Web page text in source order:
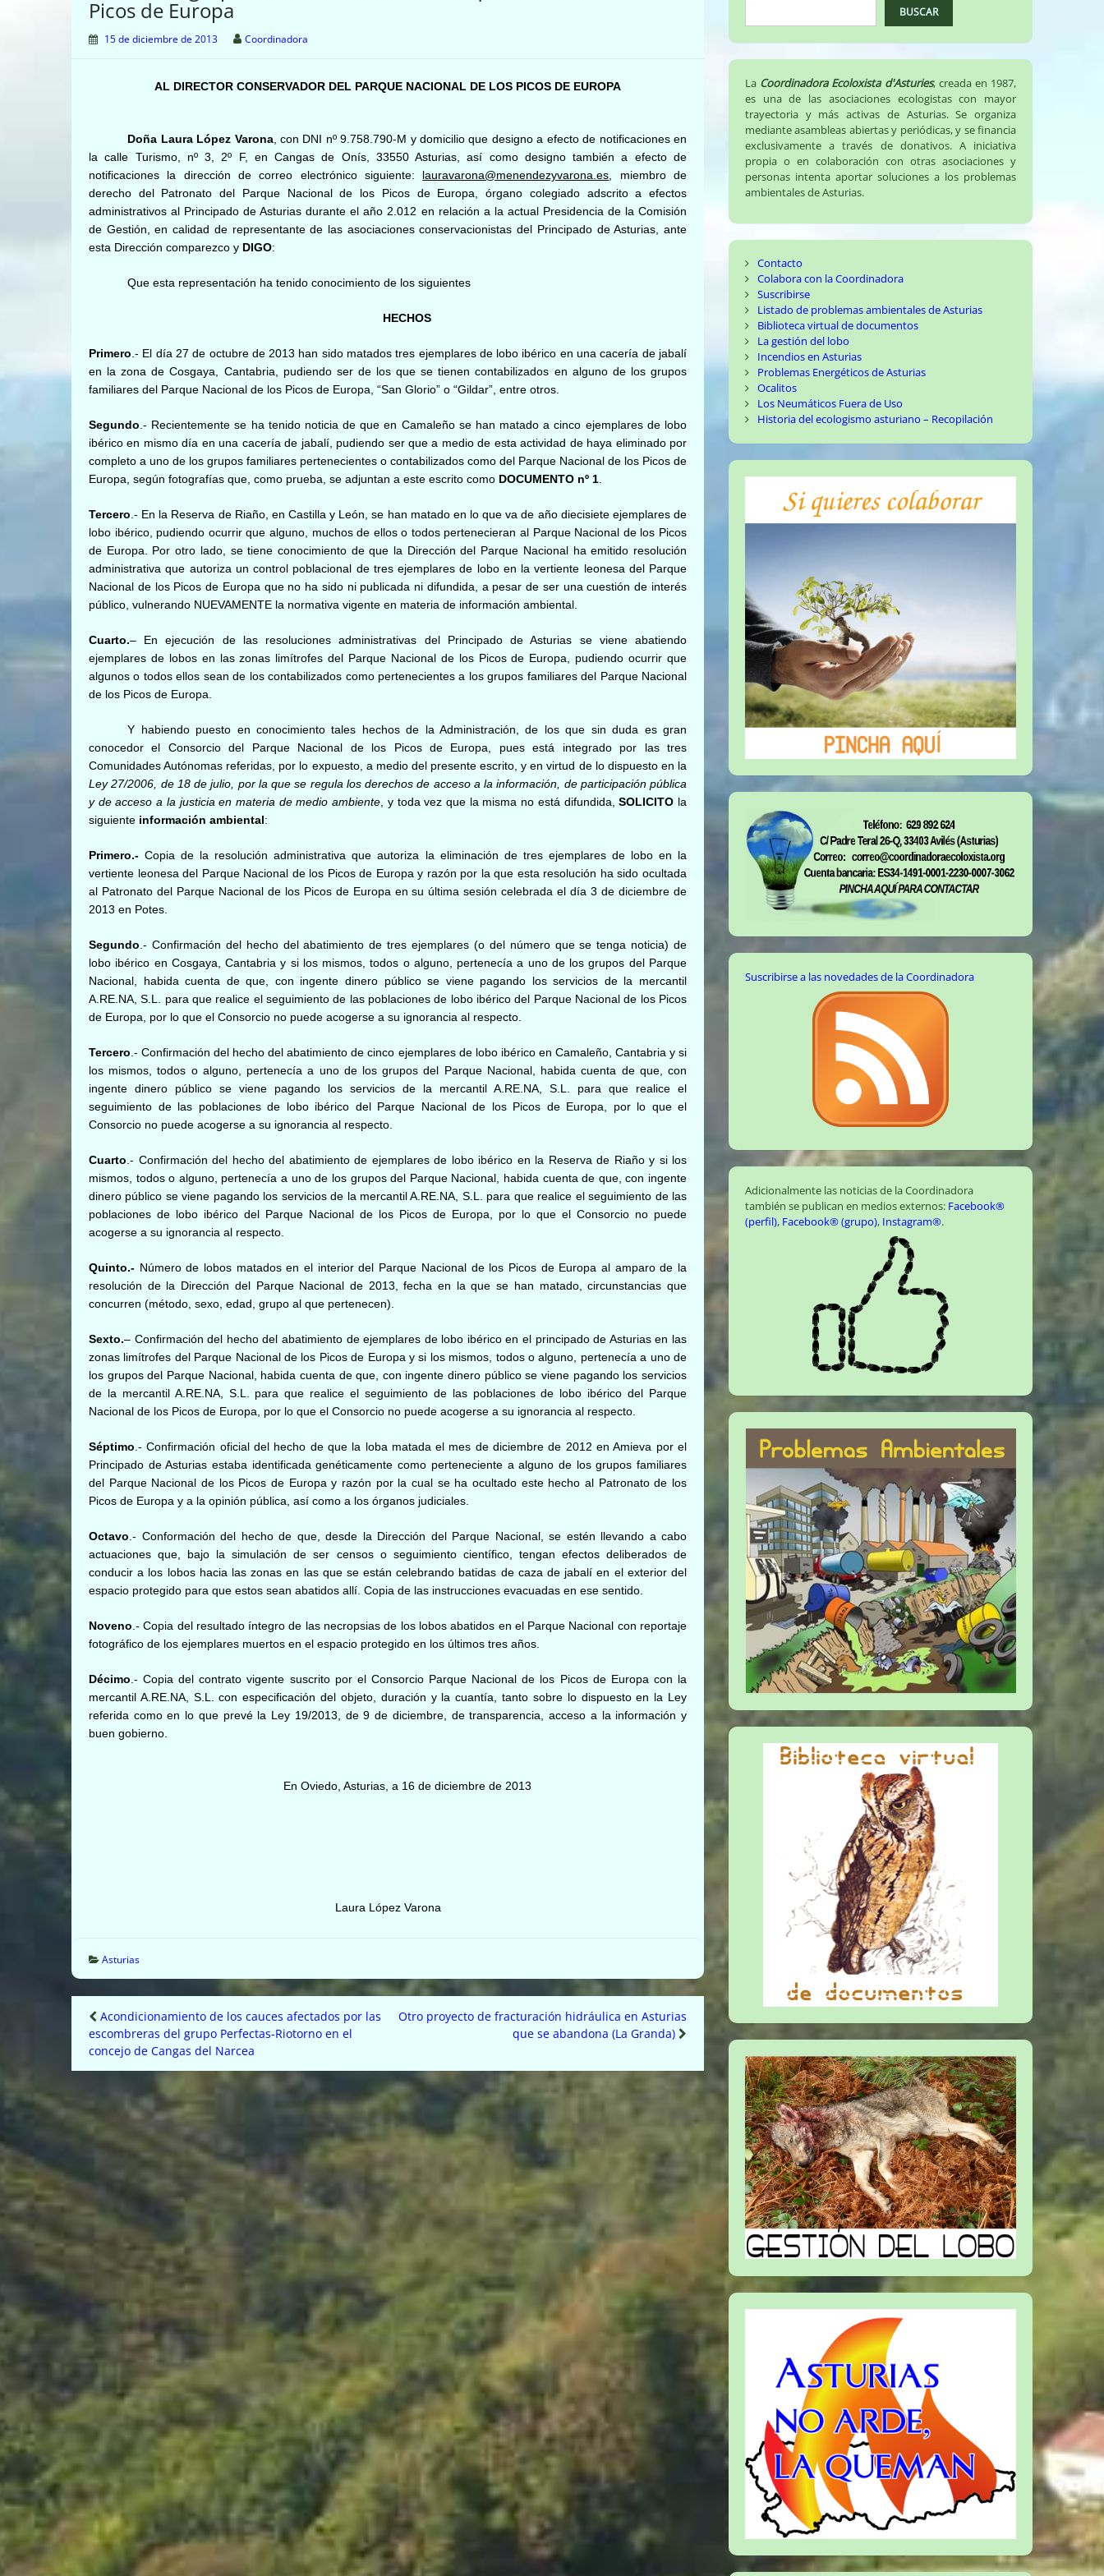
Picos de Europa
15 de diciembre de 2013 Coordinadora
AL DIRECTOR CONSERVADOR DEL PARQUE NACIONAL DE LOS PICOS DE EUROPA
Doña Laura López Varona, con DNI nº 9.758.790-M y domicilio que designo a efecto de notificaciones en
la calle Turismo, nº 3, 2º F, en Cangas de Onís, 33550 Asturias, así como designo también a efecto de
notificaciones la dirección de correo electrónico siguiente: lauravarona@menendezyvarona.es , miembro de
derecho del Patronato del Parque Nacional de los Picos de Europa, órgano colegiado adscrito a efectos
administrativos al Principado de Asturias durante el año 2.012 en relación a la actual Presidencia de la Comisión
de Gestión, en calidad de representante de las asociaciones conservacionistas del Principado de Asturias, ante
esta Dirección comparezco y DIGO:
Que esta representación ha tenido conocimiento de los siguientes
HECHOS
Primero .- El día 27 de octubre de 2013 han sido matados tres ejemplares de lobo ibérico en una cacería de jabalí
en la zona de Cosgaya, Cantabria, pudiendo ser de los que se tienen contabilizados en alguno de los grupos
familiares del Parque Nacional de los Picos de Europa, “San Glorio” o “Gildar”, entre otros.
Segundo .- Recientemente se ha tenido noticia de que en Camaleño se han matado a cinco ejemplares de lobo
ibérico en mismo día en una cacería de jabalí, pudiendo ser que a medio de esta actividad de haya eliminado por
completo a uno de los grupos familiares pertenecientes o contabilizados como del Parque Nacional de los Picos de
Europa, según fotografías que, como prueba, se adjuntan a este escrito como DOCUMENTO nº 1
Tercero .- En la Reserva de Riaño, en Castilla y León, se han matado en lo que va de año diecisiete ejemplares de
lobo ibérico, pudiendo ocurrir que alguno, muchos de ellos o todos pertenecieran al Parque Nacional de los Picos
de Europa. Por otro lado, se tiene conocimiento de que la Dirección del Parque Nacional ha emitido resolución
administrativa que autoriza un control poblacional de tres ejemplares de lobo en la vertiente leonesa del Parque
Nacional de los Picos de Europa que no ha sido ni publicada ni difundida, a pesar de ser una cuestión de interés
público, vulnerando NUEVAMENTE la normativa vigente en materia de información ambiental.
Cuarto.– En ejecución de las resoluciones administrativas del Principado de Asturias se viene abatiendo
ejemplares de lobos en las zonas limítrofes del Parque Nacional de los Picos de Europa, pudiendo ocurrir que
algunos o todos ellos sean de los contabilizados como pertenecientes a los grupos familiares del Parque Nacional
de los Picos de Europa.
Y habiendo puesto en conocimiento tales hechos de la Administración, de los que sin duda es gran
conocedor el Consorcio del Parque Nacional de los Picos de Europa, pues está integrado por las tres
Comunidades Autónomas referidas, por lo expuesto, a medio del presente escrito, y en virtud de lo dispuesto en la
Ley 27/2006, de 18 de julio, por la que se regula los derechos de acceso a la información, de participación pública
y de acceso a la justicia en materia de medio ambiente , y toda vez que la misma no está difundida,SOLICITO la
siguiente información ambiental:
Primero.-Copia de la resolución administrativa que autoriza la eliminación de tres ejemplares de lobo en la
vertiente leonesa del Parque Nacional de los Picos de Europa y razón por la que esta resolución ha sido ocultada
al Patronato del Parque Nacional de los Picos de Europa en su última sesión celebrada el día 3 de diciembre de
2013 en Potes.
Segundo .- Confirmación del hecho del abatimiento de tres ejemplares (o del número que se tenga noticia) de
lobo ibérico en Cosgaya, Cantabria y si los mismos, todos o alguno, pertenecía a uno de los grupos del Parque
Nacional, habida cuenta de que, con ingente dinero público se viene pagando los servicios de la mercantil
A.RE.NA, S.L. para que realice el seguimiento de las poblaciones de lobo ibérico del Parque Nacional de los Picos
de Europa, por lo que el Consorcio no puede acogerse a su ignorancia al respecto.
Tercero .- Confirmación del hecho del abatimiento de cinco ejemplares de lobo ibérico en Camaleño, Cantabria y si
los mismos, todos o alguno, pertenecía a uno de los grupos del Parque Nacional, habida cuenta de que, con
ingente dinero público se viene pagando los servicios de la mercantil A.RE.NA, S.L. para que realice el
seguimiento de las poblaciones de lobo ibérico del Parque Nacional de los Picos de Europa, por lo que el
Consorcio no puede acogerse a su ignorancia al respecto.
Cuarto .- Confirmación del hecho del abatimiento de ejemplares de lobo ibérico en la Reserva de Riaño y si los
mismos, todos o alguno, pertenecía a uno de los grupos del Parque Nacional, habida cuenta de que, con ingente
dinero público se viene pagando los servicios de la mercantil A.RE.NA, S.L. para que realice el seguimiento de las
poblaciones de lobo ibérico del Parque Nacional de los Picos de Europa, por lo que el Consorcio no puede
acogerse a su ignorancia al respecto.
Quinto.- Número de lobos matados en el interior del Parque Nacional de los Picos de Europa al amparo de la
resolución de la Dirección del Parque Nacional de 2013, fecha en la que se han matado, circunstancias que
concurren (método, sexo, edad, grupo al que pertenecen).
Sexto.– Confirmación del hecho del abatimiento de ejemplares de lobo ibérico en el principado de Asturias en las
zonas limítrofes del Parque Nacional de los Picos de Europa y si los mismos, todos o alguno, pertenecía a uno de
los grupos del Parque Nacional, habida cuenta de que, con ingente dinero público se viene pagando los servicios
de la mercantil A.RE.NA, S.L. para que realice el seguimiento de las poblaciones de lobo ibérico del Parque
Nacional de los Picos de Europa, por lo que el Consorcio no puede acogerse a su ignorancia al respecto.
Séptimo .- Confirmación oficial del hecho de que la loba matada el mes de diciembre de 2012 en Amieva por el
Principado de Asturias estaba identificada genéticamente como perteneciente a alguno de los grupos familiares
del Parque Nacional de los Picos de Europa y razón por la cual se ha ocultado este hecho al Patronato de los
Picos de Europa y a la opinión pública, así como a los órganos judiciales.
Octavo .- Conformación del hecho de que, desde la Dirección del Parque Nacional, se estén llevando a cabo
actuaciones que, bajo la simulación de ser censos o seguimiento científico, tengan efectos deliberados de
conducir a los lobos hacia las zonas en las que se están celebrando batidas de caza de jabalí en el exterior del
espacio protegido para que estos sean abatidos allí. Copia de las instrucciones evacuadas en ese sentido.
Noveno .- Copia del resultado íntegro de las necropsias de los lobos abatidos en el Parque Nacional con reportaje
fotográfico de los ejemplares muertos en el espacio protegido en los últimos tres años.
Décimo .- Copia del contrato vigente suscrito por el Consorcio Parque Nacional de los Picos de Europa con la
mercantil A.RE.NA, S.L. con especificación del objeto, duración y la cuantía, tanto sobre lo dispuesto en la Ley
referida como en lo que prevé la Ley 19/2013, de 9 de diciembre, de transparencia, acceso a la información y
buen gobierno.
En Oviedo, Asturias, a 16 de diciembre de 2013
Laura López Varona
Asturias
Navegación
de
entradas
Acondicionamiento de los cauces afectados por las
escombreras del grupo Perfectas-Riotorno en el
concejo de Cangas del Narcea
Otro proyecto de fracturación hidráulica en Asturias
que se abandona (La Granda)
BUSCAR
La Coordinadora Ecoloxista d'Asturies, creada en 1987,
es una de las asociaciones ecologistas con mayor
trayectoria y más activas de Asturias. Se organiza
mediante asambleas abiertas y periódicas, y se financia
exclusivamente a través de donativos. A iniciativa
propia o en colaboración con otras asociaciones y
personas intenta aportar soluciones a los problemas
ambientales de Asturias.
Contacto
Colabora con la Coordinadora
Suscribirse
Listado de problemas ambientales de Asturias
Biblioteca virtual de documentos
La gestión del lobo
Incendios en Asturias
Problemas Energéticos de Asturias
Ocalitos
Los Neumáticos Fuera de Uso
Historia del ecologismo asturiano – Recopilación
Suscribirse a las novedades de la Coordinadora
Adicionalmente las noticias de la Coordinadora
también se publican en medios externos: Facebook®
(perfil), Facebook® (grupo), Instagram®.